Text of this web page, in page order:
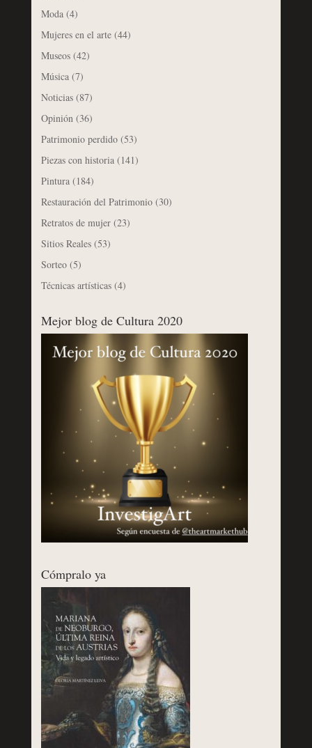
Moda(4)
Mujeres en el arte(44)
Museos(42)
Música(7)
Noticias(87)
Opinión(36)
Patrimonio perdido(53)
Piezas con historia(141)
Pintura(184)
Restauración del Patrimonio(30)
Retratos de mujer(23)
Sitios Reales(53)
Sorteo(5)
Técnicas artísticas(4)
Mejor blog de Cultura 2020
Cómpralo ya